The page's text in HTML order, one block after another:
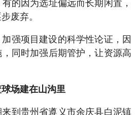
的因为选址偏远而长期闲置，
废弃。
强项目建设的科学性论证，因
同时加强后期管护，让资源高
场建在山沟里
到贵州省遵义市余庆县白泥镇